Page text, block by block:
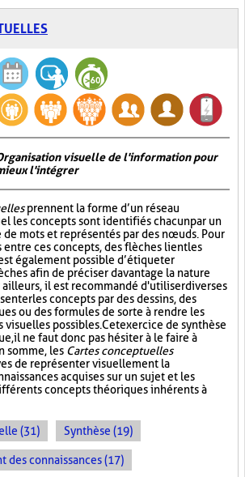
visuelle de l'information pour
l'intégrer
prennent la forme d’un réseau
les concepts sont identifiés chacun par un
mots et représentés par des nœuds. Pour
ces concepts, des flèches lient les
également possible d’étiqueter
afin de préciser davantage la nature
ailleurs, il est recommandé d'utiliser diverses
les concepts par des dessins, des
ou des formules de sorte à rendre les
possibles. Cet exercice de synthèse
il ne faut donc pas hésiter à le faire à
somme, les Cartes conceptuelles
de représenter visuellement la
acquises sur un sujet et les
concepts théoriques inhérents à
(31) Synthèse (19)
des connaissances (17)